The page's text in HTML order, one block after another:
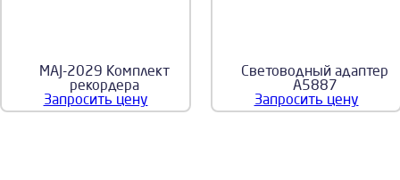
MAJ-2029 Комплект
рекордера
Запросить цену
Световодный адаптер
A5887
Запросить цену